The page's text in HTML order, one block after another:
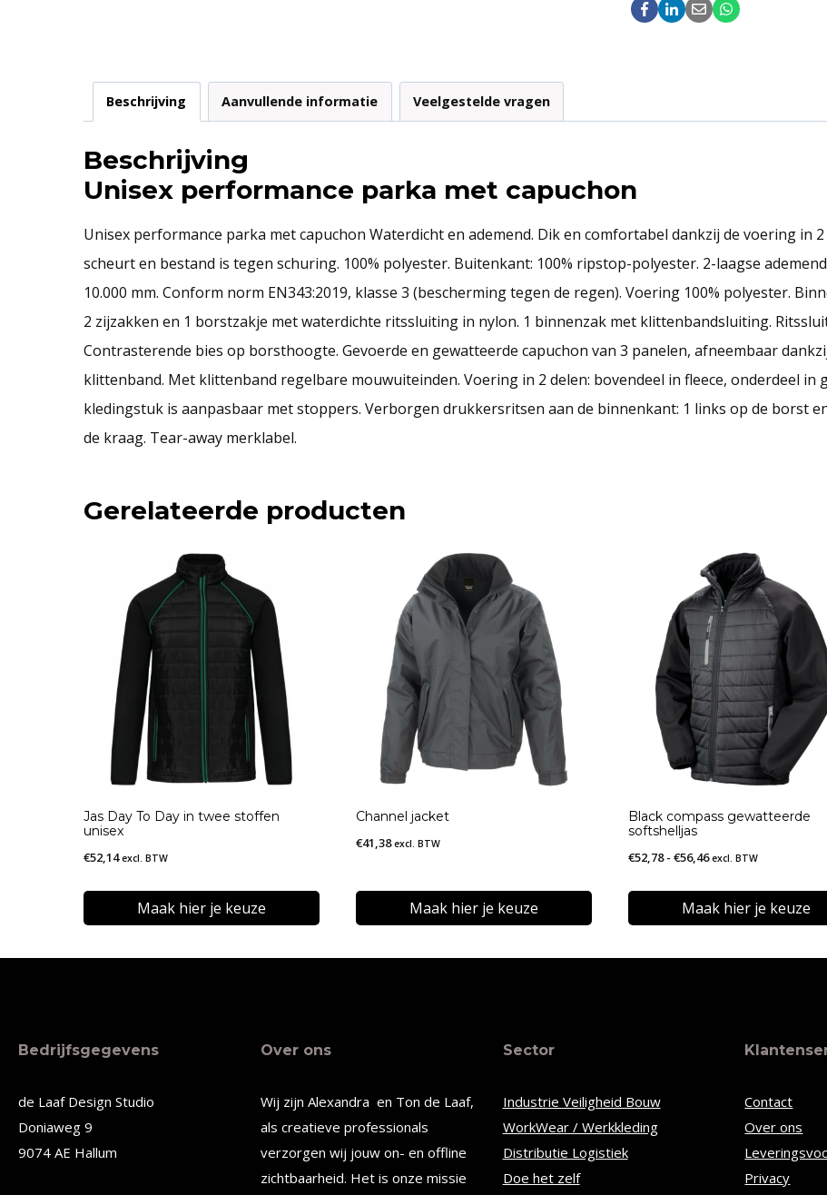
Beschrijving Aanvullende informatie Veelgestelde vragen
Beschrijving
Unisex performance parka met capuchon
Unisex performance parka met capuchon Waterdicht en ademend. Dik en comfortabel dankzij de voering in
scheurt en bestand is tegen schuring. 100% polyester. Buitenkant: 100% ripstop-polyester. 2-laagse
10.000 mm. Conform norm EN343:2019, klasse 3 (bescherming tegen de regen). Voering 100% polyester.
2 zijzakken en 1 borstzakje met waterdichte ritssluiting in nylon. 1 binnenzak met klittenbandsluiting.
Contrasterende bies op borsthoogte. Gevoerde en gewatteerde capuchon van 3 panelen, afneembaar
klittenband. Met klittenband regelbare mouwuiteinden. Voering in 2 delen: bovendeel in fleece, onderdeel in
kledingstuk is aanpasbaar met stoppers. Verborgen drukkersritsen aan de binnenkant: 1 links op de borst
de kraag. Tear-away merklabel.
Gerelateerde producten
Jas Day To Day in twee stoffen
unisex
€52,14 excl. BTW
Maak hier je keuze
variaties.
optie
Channel jacket
€41,38 excl. BTW
Maak hier je keuze
optie
gekozen
Black compass gewatteerde
softshelljas
€52,78 - €56,46Prijsklasse:
tot
€56,46
excl. BTW
Maak hier je keuze
optie
kan
Bedrijfsgegevens
de Laaf Design Studio
Doniaweg 9
9074 AE Hallum
Over ons
Wij zijn Alexandra en Ton de Laaf,
als creatieve professionals
verzorgen wij jouw on- en offline
zichtbaarheid. Het is onze missie
Sector
Industrie Veiligheid Bouw
WorkWear / Werkkleding
Distributie Logistiek
Doe het zelf
Contact
Over ons
Privacy